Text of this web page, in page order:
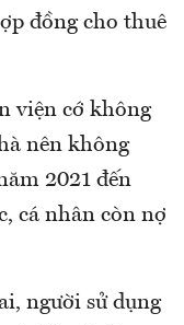
đồng cho thuê
viện cớ không
nên không
2021 đến
cá nhân còn nợ
người sử dụng